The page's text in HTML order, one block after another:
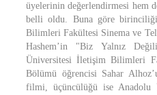
üyelerinin değerlendirmesi hem
belli oldu. Buna göre
Bilimleri Fakültesi Sinema ve
Hashem’in "Biz Yalnız
Üniversitesi İletişim Bilimleri
Bölümü öğrencisi Sahar
filmi, üçüncülüğü ise Anadolu